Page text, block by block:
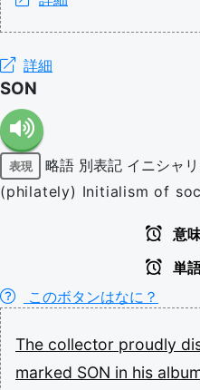
詳細
SON
表現 略語 別表記 イニシャ
(philately) Initialism of
意
単
このボタンはなに？
The collector proudly
marked SON in his